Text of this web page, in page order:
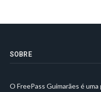
SOBRE
O FreePass Guimarães é